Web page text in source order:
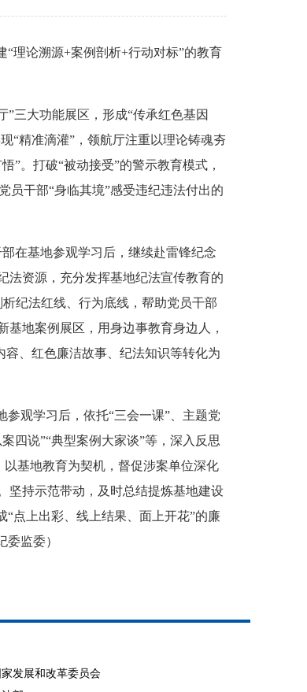
理论溯源+案例剖析+行动对标”的教育
三大功能展区，形成“传承红色基因
精准滴灌”，领航厅注重以理论铸魂夯
”。打破“被动接受”的警示教育模式，
员干部“身临其境”感受违纪违法付出的
在基地参观学习后，继续赴雷锋纪念
法资源，充分发挥基地纪法宣传教育的
纪法红线、行为底线，帮助党员干部
地案例展区，用身边事教育身边人，
、红色廉洁故事、纪法知识等转化为
观学习后，依托“三会一课”、主题党
四说”“典型案例大家谈”等，深入反思
基地教育为契机，督促涉案单位深化
坚持示范带动，及时总结提炼基地建设
点上出彩、线上结果、面上开花”的廉
监委）
家发展和改革委员会